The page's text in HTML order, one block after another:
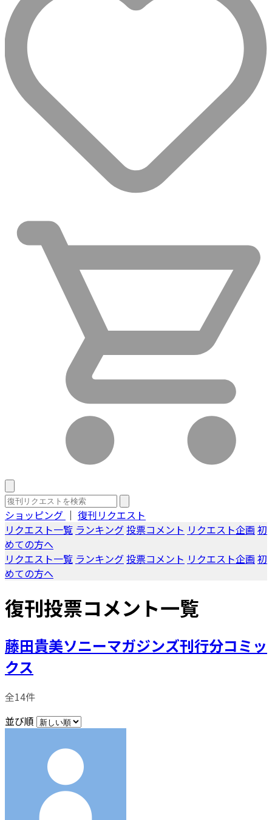
ショッピング ｜ 復刊リクエスト
リクエスト一覧 ランキング投票コメント リクエスト企画 初
めての方へ
リクエスト一覧 ランキング投票コメント リクエスト企画 初
めての方へ
復刊投票コメント一覧
藤田貴美ソニーマガジンズ刊行分コミッ
クス
全14件
並び順